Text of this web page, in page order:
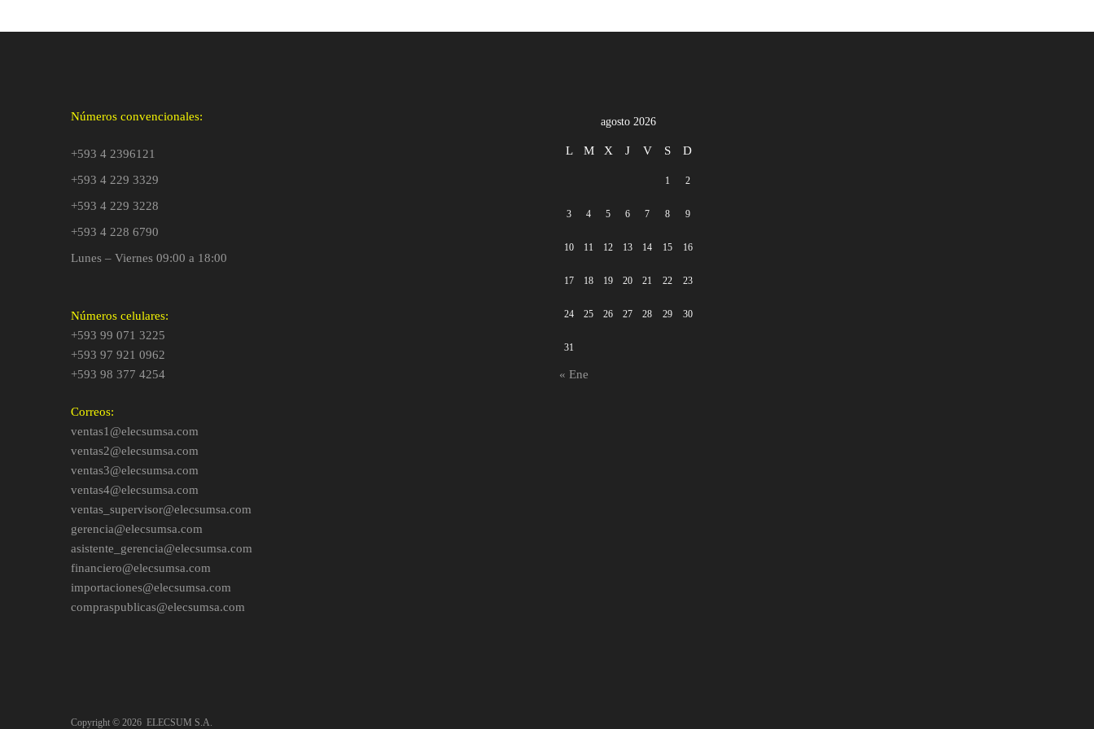
Números convencionales:
+593 4 2396121
+593 4 229 3329
+593 4 229 3228
+593 4 228 6790
Lunes – Viernes 09:00 a 18:00
Números celulares:
+593 99 071 3225
+593 97 921 0962
+593 98 377 4254
Correos:
ventas1@elecsumsa.com
ventas2@elecsumsa.com
ventas3@elecsumsa.com
ventas4@elecsumsa.com
ventas_supervisor@elecsumsa.com
gerencia@elecsumsa.com
asistente_gerencia@elecsumsa.com
financiero@elecsumsa.com
importaciones@elecsumsa.com
compraspublicas@elecsumsa.com
agosto 2026
L M X J V S D
1 2
3 4 5 6 7 8 9
10 11 12 13 14 15 16
17 18 19 20 21 22 23
24 25 26 27 28 29 30
31
« Ene
Copyright © 2026 ELECSUM S.A.